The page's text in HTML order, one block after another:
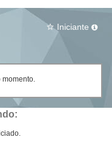
star_border Iniciante
momento.